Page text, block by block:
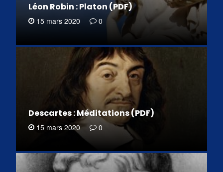
Léon Robin : Platon (PDF)
15 mars 2020 0
Descartes : Méditations (PDF)
15 mars 2020 0